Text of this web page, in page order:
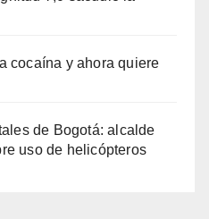
cocaína y ahora quiere
de Bogotá: alcalde
uso de helicópteros